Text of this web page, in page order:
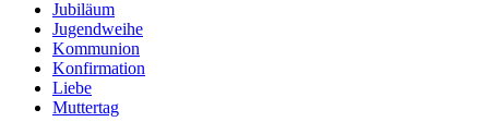
Jubiläum
Jugendweihe
Kommunion
Konfirmation
Liebe
Muttertag